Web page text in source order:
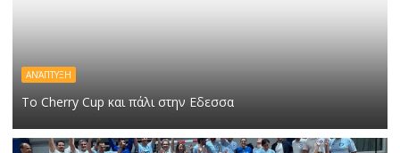
ΑΝΆΠΤΥΞΗ
Το Cherry Cup και πάλι στην Εδεσσα